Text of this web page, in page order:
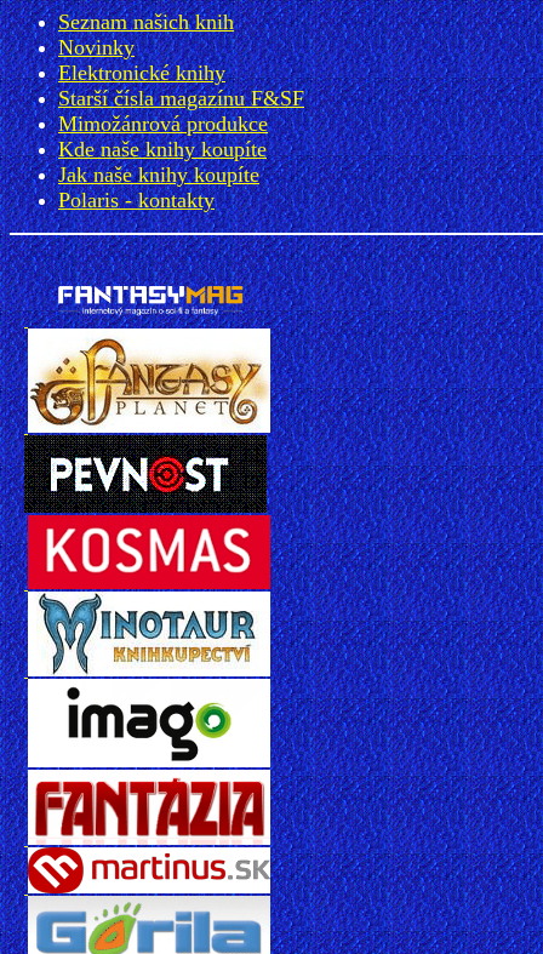
Seznam našich knih
Novinky
Elektronické knihy
Starší čísla magazínu F&SF
Mimožánrová produkce
Kde naše knihy koupíte
Jak naše knihy koupíte
Polaris - kontakty